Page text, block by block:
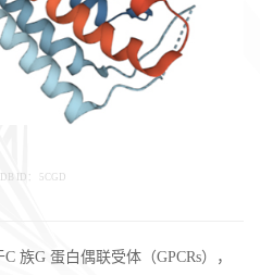
ID： 5CGD
族G 蛋白偶联受体（GPCRs），